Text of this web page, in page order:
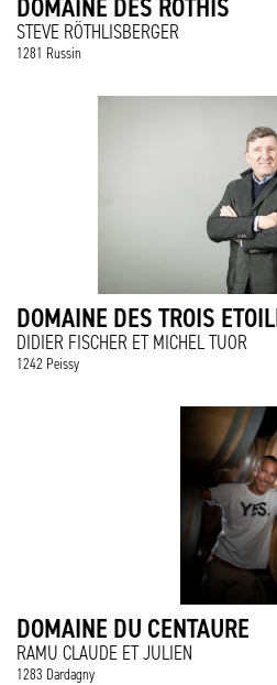
DOMAINE DES ROTHIS
STEVE RÖTHLISBERGER
1281 Russin
DOMAINE DES TROIS
DIDIER FISCHER ET MICHEL TUOR
1242 Peissy
DOMAINE DU CENTAURE
RAMU CLAUDE ET JULIEN
1283 Dardagny